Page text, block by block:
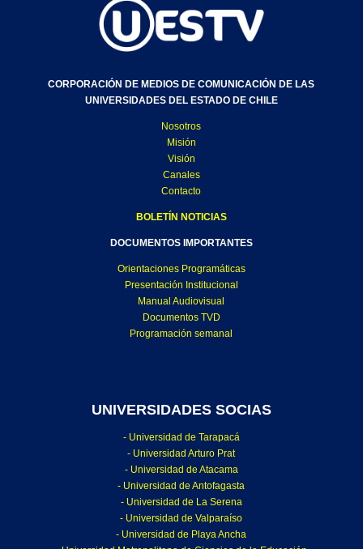
CORPORACIÓN DE MEDIOS DE COMUNICACIÓN DE LAS
UNIVERSIDADES DEL ESTADO DE CHILE
Nosotros
Misión
Visión
Canales
Contacto
BOLETÍN NOTICIAS
DOCUMENTOS IMPORTANTES
Orientaciones Programáticas
Presentación Institucional
Manual Audiovisual
Documentos TVD
Programación semanal
UNIVERSIDADES SOCIAS
- Universidad de Tarapacá
- Universidad Arturo Prat
- Universidad de Atacama
- Universidad de Antofagasta
- Universidad de La Serena
- Universidad de Valparaíso
- Universidad de Playa Ancha